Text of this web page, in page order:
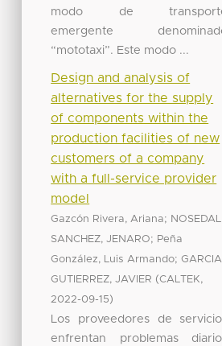
modo de
emergente
“mototaxi”. Este modo ...
Design and analysis of
alternatives for the supply
of components within the
production facilities of new
customers of a company
with a full-service provider
model
Gazcón Rivera, Ariana; NOSEDAL
SANCHEZ, JENARO; Peña
González, Luis Armando;GARCIA
GUTIERREZ, JAVIER (CALTEK,
2022-09-15)
Los proveedores de
enfrentan problemas